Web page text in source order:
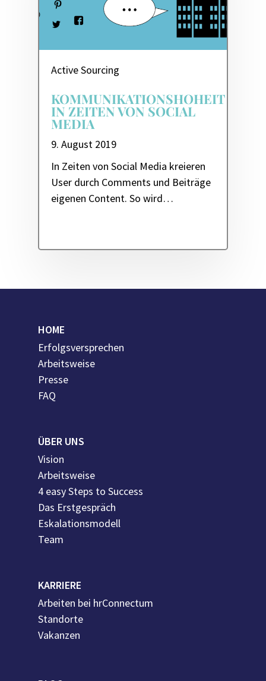
Active Sourcing
9. August 2019
KOMMUNIKATIONSHOHEIT
IN ZEITEN VON SOCIAL
MEDIA
In Zeiten von Social Media kreieren
User durch Comments und Beiträge
eigenen Content. So wird…
HOME
Erfolgsversprechen
Arbeitsweise
Presse
FAQ
ÜBER UNS
Vision
Arbeitsweise
4 easy Steps to Success
Das Erstgespräch
Eskalationsmodell
Team
KARRIERE
Arbeiten bei hrConnectum
Standorte
Vakanzen